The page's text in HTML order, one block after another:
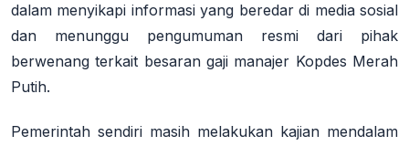
dalam menyikapi informasi yang beredar di media sosial
dan menunggu pengumuman resmi dari pihak
berwenang terkait besaran gaji manajer Kopdes Merah
Putih.
Pemerintah sendiri masih melakukan kajian mendalam